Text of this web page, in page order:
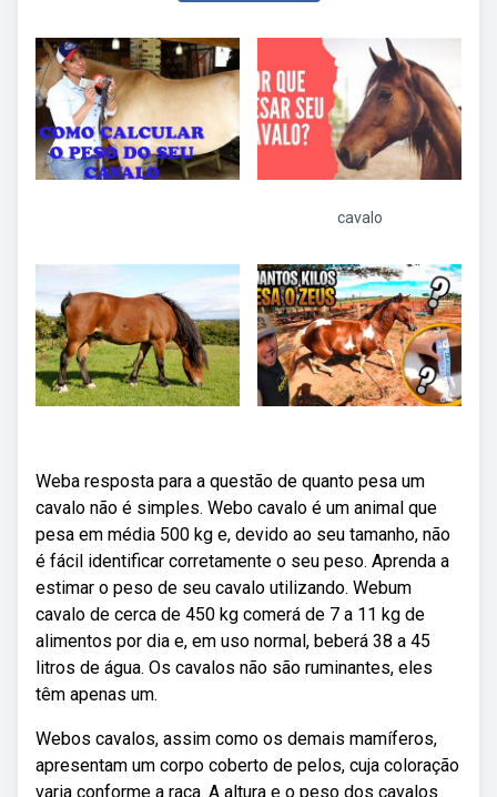
cavalo
Weba resposta para a questão de quanto pesa um
cavalo não é simples. Webo cavalo é um animal que
pesa em média 500 kg e, devido ao seu tamanho, não
é fácil identificar corretamente o seu peso. Aprenda a
estimar o peso de seu cavalo utilizando. Webum
cavalo de cerca de 450 kg comerá de 7 a 11 kg de
alimentos por dia e, em uso normal, beberá 38 a 45
litros de água. Os cavalos não são ruminantes, eles
têm apenas um.
Webos cavalos, assim como os demais mamíferos,
apresentam um corpo coberto de pelos, cuja coloração
varia conforme a raça. A altura e o peso dos cavalos